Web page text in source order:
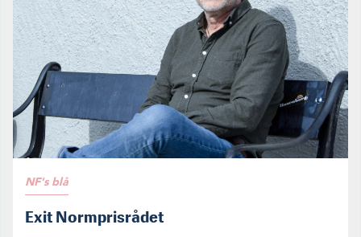
NF's blå
Exit Normprisrådet